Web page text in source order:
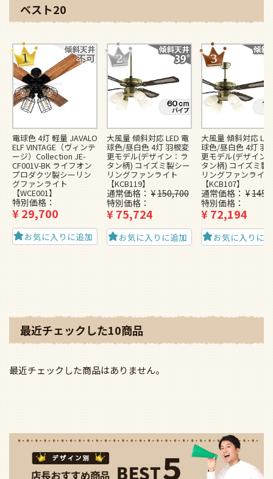
ベスト20
電球色 4灯 軽量 JAVALO
ELF VINTAGE（ヴィンテ
ージ）Collection JE-
CF001V-BK ライフオン
プロダクツ製シーリン
グファンライト
【WCE001】
特別価格
¥29,700
お気に入りに追加
大風量 傾斜対応 LED 電
球色/昼白色 4灯 羽根変
更モデル(デザイン：ラ
タン柄) コイズミ製シー
リングファンライト
【KCB119】
通常価格 ¥150,700
特別価格
¥75,724
お気に入りに追加
大風量 傾斜対応
球色/昼白色 4灯 羽
更モデル(デザイン
タン柄) コイズミ製
リングファンライト
【KCB107】
通常価格 ¥
特別価格
¥72,194
お気に入りに
最近チェックした10商品
最近チェックした商品はありません。